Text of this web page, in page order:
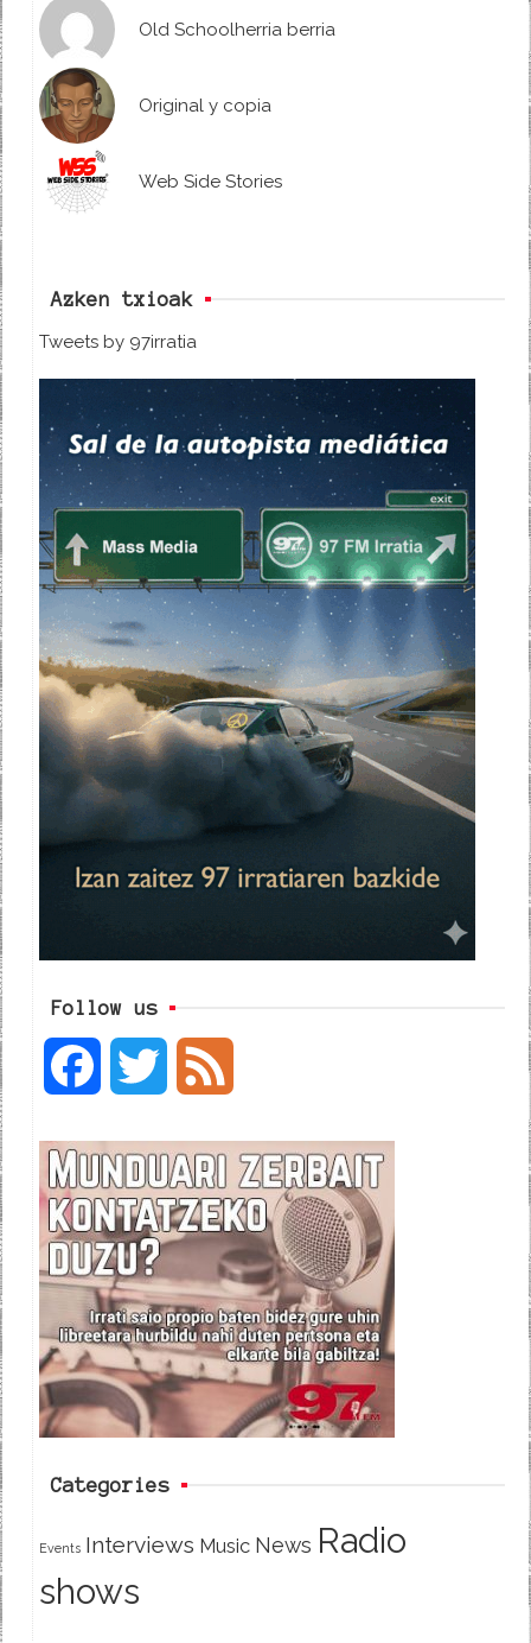
Old Schoolherria berria
Original y copia
Web Side Stories
Azken txioak
Tweets by 97irratia
Follow us
c
e
b
o
o
i
t
t
e
e
d
Categories
Events Interviews Music News Radio
shows